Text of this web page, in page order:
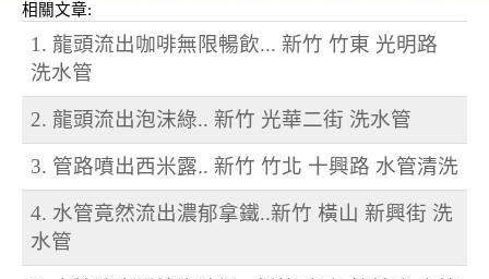
相關文章:
1. 龍頭流出咖啡無限暢飲... 新竹 竹東 光明路
洗水管
2. 龍頭流出泡沫綠.. 新竹 光華二街 洗水管
3. 管路噴出西米露.. 新竹 竹北 十興路 水管清洗
4. 水管竟然流出濃郁拿鐵..新竹 橫山 新興街 洗
水管